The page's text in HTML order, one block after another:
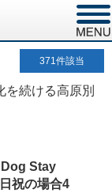
371件該当
続ける高原別
Stay
祝の場合4